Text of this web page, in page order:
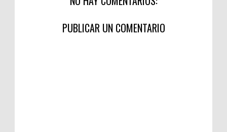
PUBLICAR UN COMENTARIO